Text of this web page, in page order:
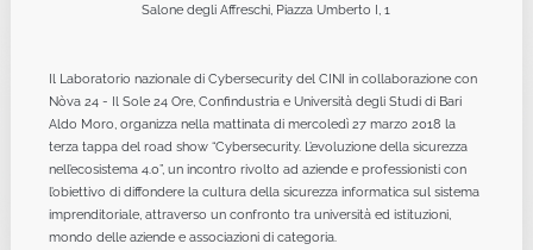
Salone degli Affreschi, Piazza Umberto I, 1
Il Laboratorio nazionale di Cybersecurity del CINI in collaborazione con
Nòva 24 - Il Sole 24 Ore, Confindustria e Università degli Studi di Bari
Aldo Moro, organizza nella mattinata di mercoledì 27 marzo 2018 la
terza tappa del road show “Cybersecurity. L’evoluzione della sicurezza
nell’ecosistema 4.0”, un incontro rivolto ad aziende e professionisti con
l’obiettivo di diffondere la cultura della sicurezza informatica sul sistema
imprenditoriale, attraverso un confronto tra università ed istituzioni,
mondo delle aziende e associazioni di categoria.